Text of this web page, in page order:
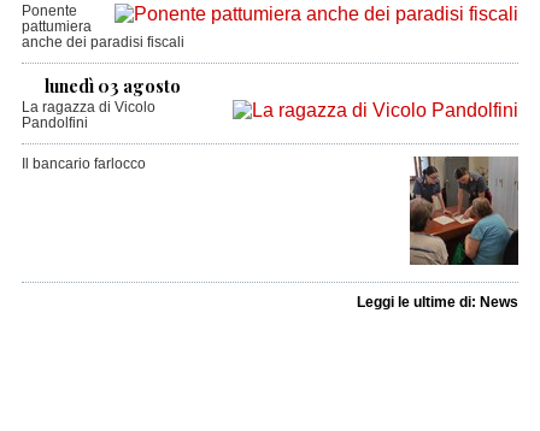
Ponente
pattumiera
anche dei paradisi fiscali
lunedì 03 agosto
La ragazza di Vicolo
Pandolfini
Il bancario farlocco
Leggi le ultime di: News